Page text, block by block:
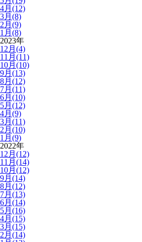
4月(12)
3月(8)
2月(9)
1月(8)
2023年
12月(4)
11月(11)
10月(10)
9月(13)
8月(12)
7月(11)
6月(10)
5月(12)
4月(9)
3月(11)
2月(10)
1月(9)
2022年
12月(12)
11月(14)
10月(12)
9月(14)
8月(12)
7月(13)
6月(14)
5月(16)
4月(15)
3月(15)
2月(14)